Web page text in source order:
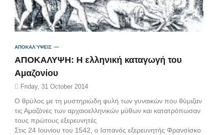
ΑΠΟΚΑΛΎΨΕΙΣ
AΠΟΚΑΛΥΨΗ: H ελληνική καταγωγή του
Αμαζονίου
Friday, 31 October 2014
Ο θρύλος με τη μυστηριώδη φυλή των γυναικών που θύμιζαν
τις Αμαζόνες των αρχαιοελληνικών μύθων και κατατρόπωσαν
τους πρώτους εξερευνητές
Στις 24 Ιουνίου του 1542, ο Ισπανός εξερευνητής Φρανσίσκο